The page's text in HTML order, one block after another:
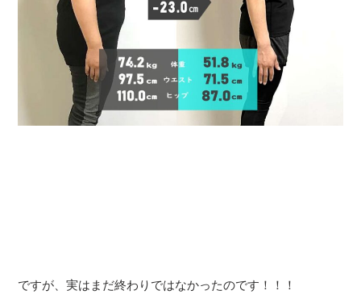
ですが、実はまだ終わりではなかったのです！！！